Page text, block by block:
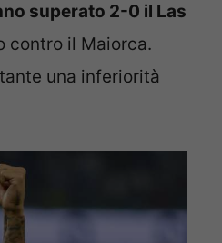
superato 2-0 il Las
contro il Maiorca.
una inferiorità